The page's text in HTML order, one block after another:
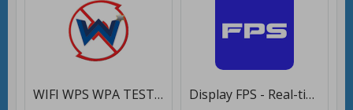
WIFI WPS WPA TESTER [Premium] Display FPS - Real-time FPS Meter [Без рекламы]